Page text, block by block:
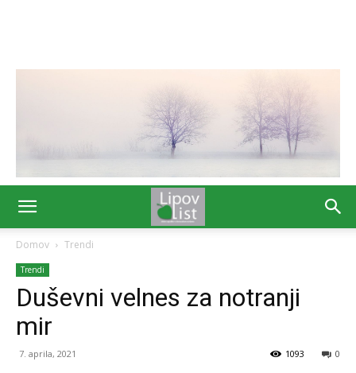
Domov Trendi
Trendi
Duševni velnes za notranji
mir
7. aprila, 2021 0
1093